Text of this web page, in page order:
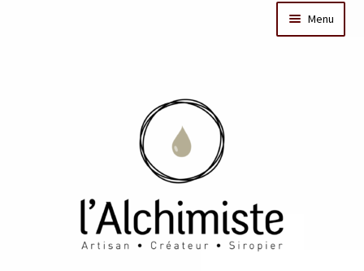
Menu
Acheter en ligne